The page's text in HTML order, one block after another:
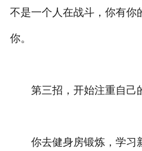
不是一个人在战斗，你有你
你。
第三招，开始注重自己的
你去健身房锻炼，学习